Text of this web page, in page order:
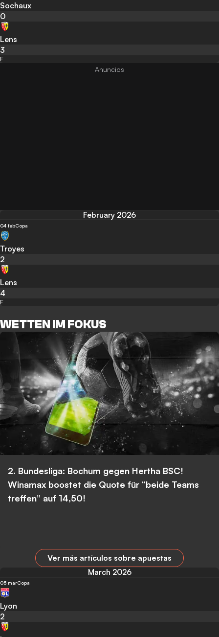
Sochaux
0
Lens
3
F
February 2026
04 febCopa
Troyes
2
Lens
4
F
WETTEN IM FOKUS
2. Bundesliga: Bochum gegen Hertha BSC!
Winamax boostet die Quote für “beide Teams
treffen” auf 14,50!
Ver más artículos sobre apuestas
March 2026
05 marCopa
Lyon
2